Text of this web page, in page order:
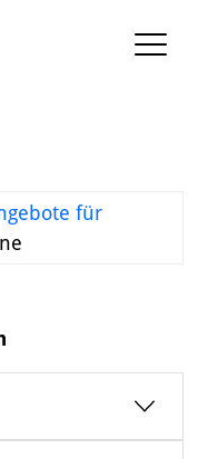
für